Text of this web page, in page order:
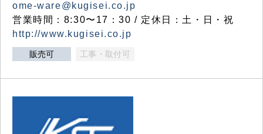
ome-ware@kugisei.co.jp
営業時間：8:30〜17：30 / 定休日：土・日・祝
http://www.kugisei.co.jp
販売可 工事・取付可